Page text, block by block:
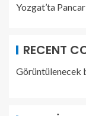
Yozgat’ta
RECENT
Görüntülenecek